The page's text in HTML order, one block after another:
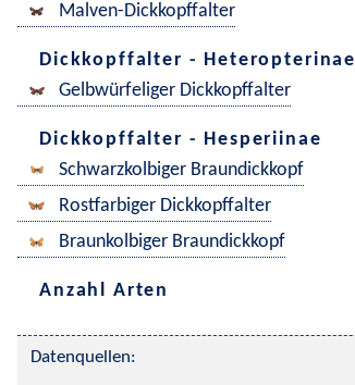
Malven-Dickkopffalter
Dickkopffalter - Heteropterinae
Gelbwürfeliger Dickkopffalter
Dickkopffalter - Hesperiinae
Schwarzkolbiger Braundickkopf
Rostfarbiger Dickkopffalter
Braunkolbiger Braundickkopf
Anzahl Arten
Datenquellen: